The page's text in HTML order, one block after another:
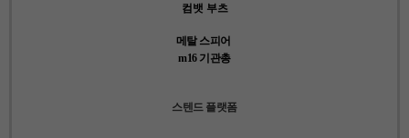
컴뱃 부츠
메탈 스피어
m16 기관총
스텐드 플랫폼